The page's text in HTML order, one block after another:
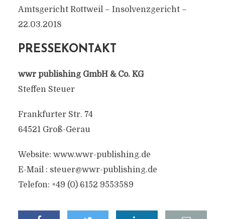
Amtsgericht Rottweil – Insolvenzgericht –
22.03.2018
PRESSEKONTAKT
wwr publishing GmbH & Co. KG
Steffen Steuer
Frankfurter Str. 74
64521 Groß-Gerau
Website: www.wwr-publishing.de
E-Mail : steuer@wwr-publishing.de
Telefon: +49 (0) 6152 9553589